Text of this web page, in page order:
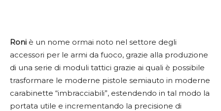
Roni è un nome ormai noto nel settore degli
accessori per le armi da fuoco, grazie alla produzione
di una serie di moduli tattici grazie ai quali è possibile
trasformare le moderne pistole semiauto in moderne
carabinette “imbracciabili”, estendendo in tal modo la
portata utile e incrementando la precisione di